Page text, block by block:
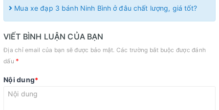
Mua xe đạp 3 bánh Ninh Bình ở đâu chất lượng, giá tốt?
VIẾT BÌNH LUẬN CỦA BẠN
Địa chỉ email của bạn sẽ được bảo mật. Các trường bắt buộc được đánh
dấu *
Nội dung*